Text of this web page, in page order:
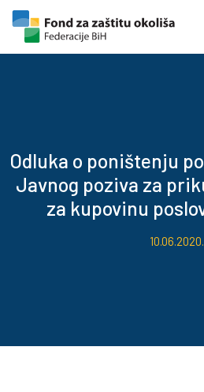
Skip to content
Skip to footer
Odluka o poništenju
Javnog poziva za
za kupovinu
10.06.2020.